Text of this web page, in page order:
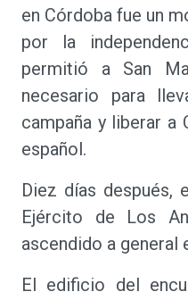
en Córdoba fue un
por la
permitió a San
necesario para
campaña y liberar a
español.
Diez días después,
Ejército de Los
ascendido a general
El edificio del